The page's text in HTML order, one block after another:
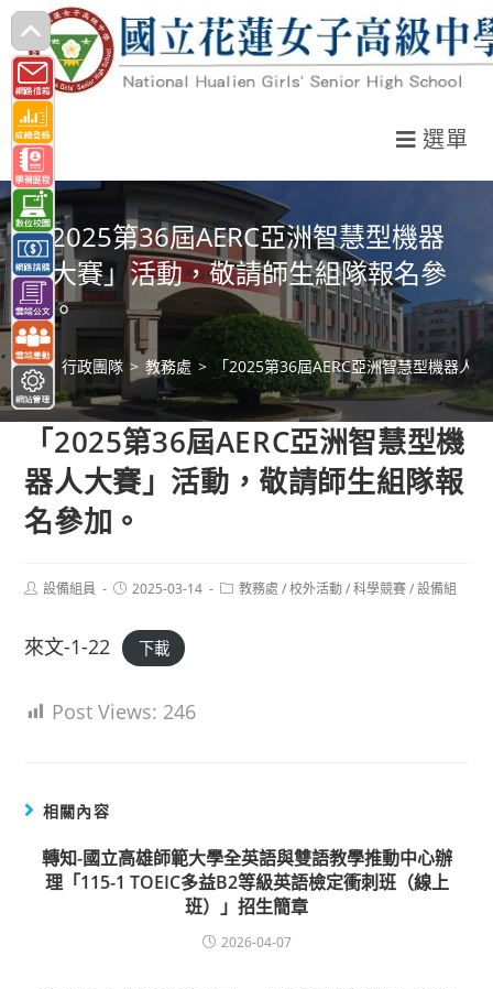
跳
轉
至
主
要
內
容
選單
「2025第36屆AERC亞洲智慧型機器
人大賽」活動，敬請師生組隊報名參
加。
> 行政團隊 > 教務處 > 「2025第36屆AERC亞洲智慧型機器人
「2025第36屆AERC亞洲智慧型機
器人大賽」活動，敬請師生組隊報
名參加。
Post設備組員
Post2025-03-14
Post教務處 / 校外活動 / 科學競賽 / 設備組
來文-1-22 下載
Post Views: 246
相關內容
轉知-國立高雄師範大學全英語與雙語教學推動中心辦
理「115-1 TOEIC多益B2等級英語檢定衝刺班（線上
班）」招生簡章
2026-04-07